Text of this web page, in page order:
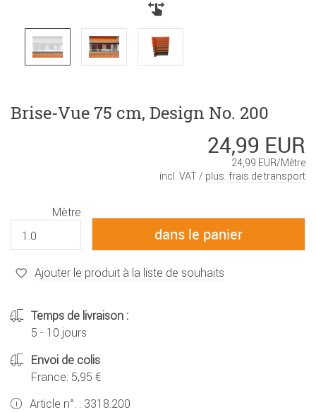
Brise-Vue 75 cm, Design No. 200
24,99 EUR
24,99 EUR/Mètre
incl. VAT / plus. frais de transport
Mètre
Ajouter le produit à la liste de souhaits
Temps de livraison :
5 - 10 jours
Envoi de colis
France: 5,95 €
Article n°. : 3318.200